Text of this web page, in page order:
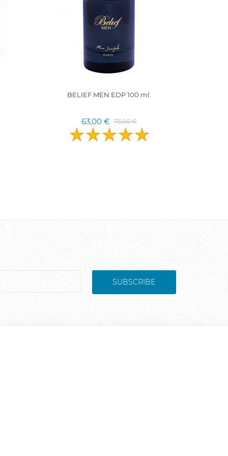
BELIEF MEN EDP 100 ml.
63,00 € 75,00 €
SUBSCRIBE